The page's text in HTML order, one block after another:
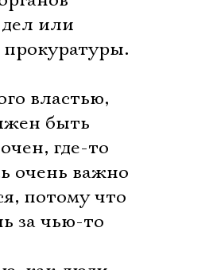
или
прокуратуры.
властью,
быть
где-то
очень важно
потому что
за чью-то